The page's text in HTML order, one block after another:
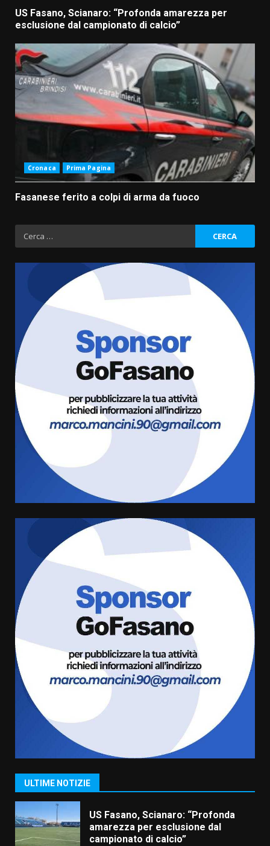
US Fasano, Scianaro: “Profonda amarezza per
esclusione dal campionato di calcio”
Cronaca Prima Pagina
Fasanese ferito a colpi di arma da fuoco
Ricerca
per:
ULTIME NOTIZIE
Fasanese ferito a colpi di arma
da fuoco
6 Agosto 2026 18:13
Carta d’identità: continua il piano
di aperture straordinarie del
Comune di Fasano
cittadina di Fratelli d’Italia,
pronta a tornare in Consiglio
comunale
6 Agosto 2026 08:00
Cura dei beni comuni e
cittadinanza attiva: online
l’avviso per la gestione
condivisa della Villetta di
Laureto
La magia del Minareto e la prima
assoluta de “L’Albergo
Belvedere. Il rapimento”
6 Agosto 2026 06:15
1
“I Contestatori: Musica di
Rivoluzione”: nuovo
appuntamento con “Fasano in
US Fasano, Scianaro: “Profonda
amarezza per esclusione dal
campionato di calcio”